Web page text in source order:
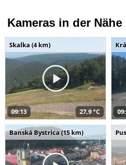
Kameras in der Nähe
Skalka (4 km)
09:13 27,9 °C
Banská Bystrica (15 km)